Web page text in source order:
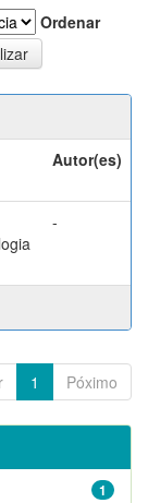
Ordenar
Autor(es)
-
1 Póximo
1